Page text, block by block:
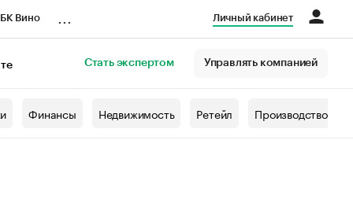
Вино Личный кабинет
Стать экспертом Управлять компанией
Финансы Недвижимость Ретейл Производство